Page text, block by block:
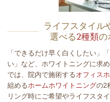
ライフスタイル
選べる2種類の
「できるだけ早く白くしたい」
い」など、ホワイトニングに求
では、院内で施術するオフィス
組めるホームホワイトニングの2
リング時にご希望やライフスタ